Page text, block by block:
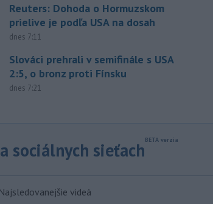
Reuters: Dohoda o Hormuzskom
prielive je podľa USA na dosah
dnes 7:11
Slováci prehrali v semifinále s USA
2:5, o bronz proti Fínsku
dnes 7:21
sociálnych sieťach
Najsledovanejšie videá